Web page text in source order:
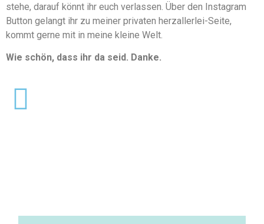
stehe, darauf könnt ihr euch verlassen. Über den Instagram
Button gelangt ihr zu meiner privaten herzallerlei-Seite,
kommt gerne mit in meine kleine Welt.
Wie schön, dass ihr da seid. Danke.